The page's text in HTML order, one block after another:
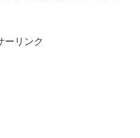
ーリンク